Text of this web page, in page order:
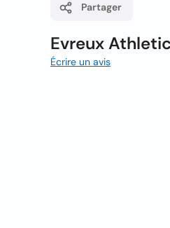
Partager
Evreux
Écrire un avis